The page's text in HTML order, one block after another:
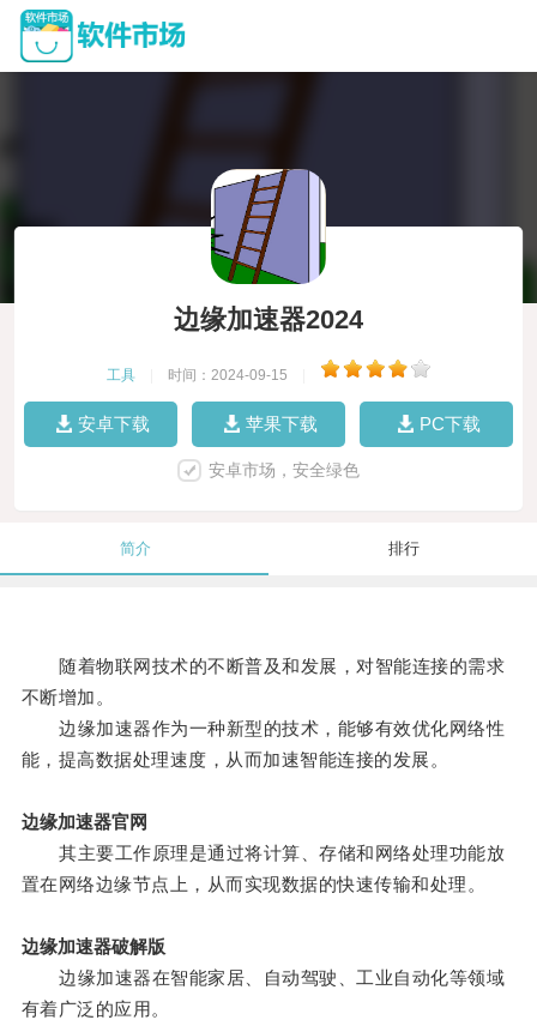
边缘加速器2024
工具 时间：2024-09-15
安卓下载 苹果下载 PC下载
安卓市场，安全绿色
简介 排行
随着物联网技术的不断普及和发展，对智能连接的需求
不断增加。
边缘加速器作为一种新型的技术，能够有效优化网络性
能，提高数据处理速度，从而加速智能连接的发展。
边缘加速器官网
其主要工作原理是通过将计算、存储和网络处理功能放
置在网络边缘节点上，从而实现数据的快速传输和处理。
边缘加速器破解版
边缘加速器在智能家居、自动驾驶、工业自动化等领域
有着广泛的应用。